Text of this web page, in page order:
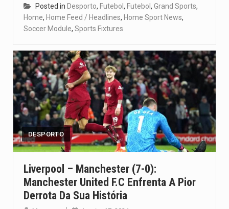
Posted in Desporto, Futebol , Futebol , Grand Sports,
Home, Home Feed / Headlines, Home Sport News,
Soccer Module, Sports Fixtures
DESPORTO
Liverpool – Manchester (7-0):
Manchester United F.C Enfrenta A Pior
Derrota Da Sua História